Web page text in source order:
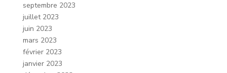
septembre 2023
juillet 2023
juin 2023
mars 2023
février 2023
janvier 2023